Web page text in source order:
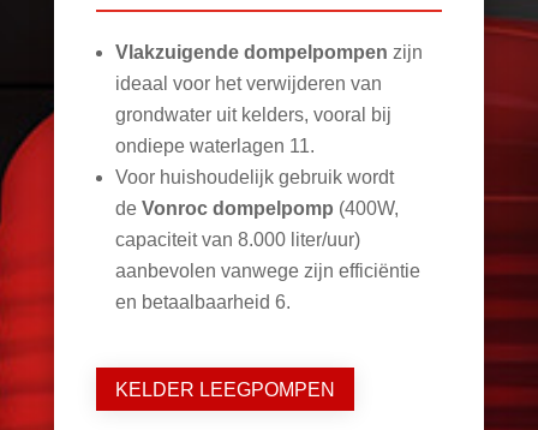
Vlakzuigende dompelpompen zijn
ideaal voor het verwijderen van
grondwater uit kelders, vooral bij
ondiepe waterlagen 11.
Voor huishoudelijk gebruik wordt
de Vonroc dompelpomp (400W,
capaciteit van 8.000 liter/uur)
aanbevolen vanwege zijn efficiëntie
en betaalbaarheid 6.
KELDER LEEGPOMPEN